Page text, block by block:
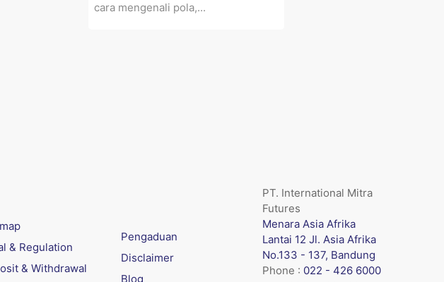
cara mengenali pola,...
& Regulation
& Withdrawal
Pengaduan
Disclaimer
Blog
PT. International Mitra
Futures
Menara Asia Afrika
Lantai 12 Jl. Asia Afrika
No.133 - 137, Bandung
Phone : 022 - 426 6000